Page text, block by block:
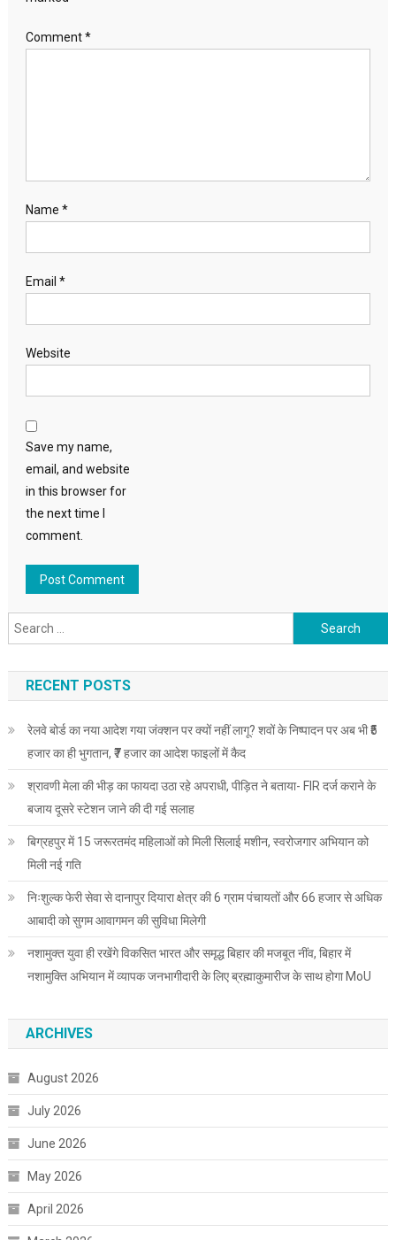
Comment*
Name *
Email *
Website
Save my name,
email, and website
in this browser for
the next time I
comment.
Search
for:
RECENT POSTS
रेलवे बोर्ड का नया आदेश गया जंक्शन पर क्यों नहीं लागू? शवों के निष्पादन पर अब भी ₹5
हजार का ही भुगतान, ₹7 हजार का आदेश फाइलों में कैद
श्रावणी मेला की भीड़ का फायदा उठा रहे अपराधी, पीड़ित ने बताया- FIR दर्ज कराने के
बजाय दूसरे स्टेशन जाने की दी गई सलाह
बिग्रहपुर में 15 जरूरतमंद महिलाओं को मिली सिलाई मशीन, स्वरोजगार अभियान को
मिली नई गति
निःशुल्क फेरी सेवा से दानापुर दियारा क्षेत्र की 6 ग्राम पंचायतों और 66 हजार से अधिक
आबादी को सुगम आवागमन की सुविधा मिलेगी
नशामुक्त युवा ही रखेंगे विकसित भारत और समृद्ध बिहार की मजबूत नींव, बिहार में
नशामुक्ति अभियान में व्यापक जनभागीदारी के लिए ब्रह्माकुमारीज के साथ होगा MoU
ARCHIVES
August 2026
July 2026
June 2026
May 2026
April 2026